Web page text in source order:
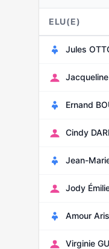
ELU(E)
Jules
Ernand
Cindy
Jean-
Jody
Amour
Virginie